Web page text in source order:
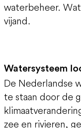
waterbeheer.
vijand.
Watersysteem
De Nederlandse
te staan door de
zee en rivieren,